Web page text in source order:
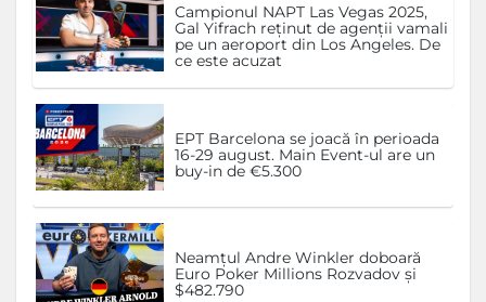
Campionul NAPT Las Vegas 2025,
Gal Yifrach reținut de agenții vamali
pe un aeroport din Los Angeles. De
ce este acuzat
EPT Barcelona se joacă în perioada
16-29 august. Main Event-ul are un
buy-in de €5.300
Neamțul Andre Winkler doboară
Euro Poker Millions Rozvadov și
$482.790